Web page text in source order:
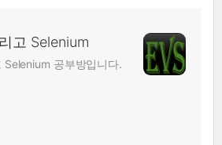
고 Selenium
Selenium 공부방입니다.